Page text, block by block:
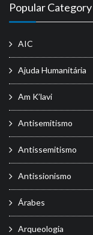
Popular Category
AIC
Ajuda Humanitária
Am K’lavi
Antisemitismo
Antissemitismo
Antissionismo
Árabes
Arqueologia